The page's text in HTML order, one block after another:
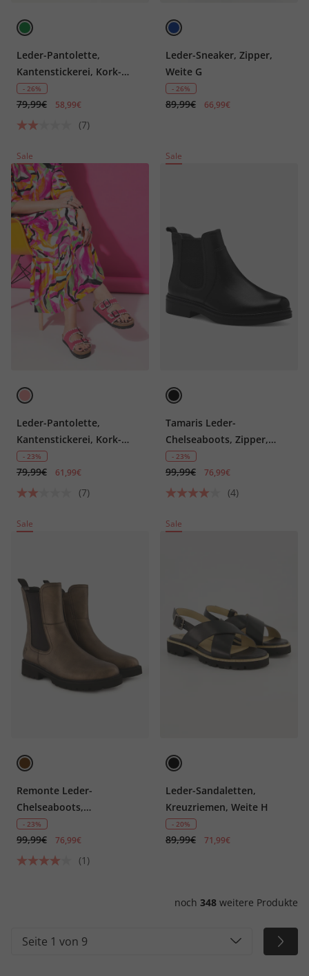
Leder-Pantolette,
Kantenstickerei, Kork-
Tieffußbett
- 26%
79,99€ 58,99€
(7)
Leder-Sneaker, Zipper,
Weite G
- 26%
89,99€ 66,99€
Sale
Leder-Pantolette,
Kantenstickerei, Kork-
Tieffußbett
- 23%
79,99€ 61,99€
(7)
Sale
Tamaris Leder-
Chelseaboots, Zipper,
Wechselfußbett
- 23%
99,99€ 76,99€
(4)
Sale
Remonte Leder-
Chelseaboots,
Wechselfußbett, Weite G
- 23%
99,99€ 76,99€
(1)
Sale
Leder-Sandaletten,
Kreuzriemen, Weite H
- 20%
89,99€ 71,99€
noch 348 weitere Produkte
Seite 1 von 9